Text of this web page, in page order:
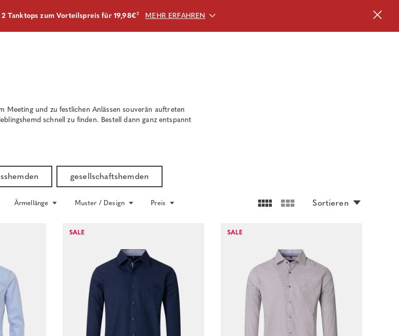
2 Tanktops zum Vorteilspreis für 19,98€² MEHR ERFAHREN
Meeting und zu festlichen Anlässen souverän auftreten
schnell zu finden. Bestell dann ganz entspannt
gesellschaftshemden
Ärmellänge Muster / Design Preis Sortieren
SALE SALE